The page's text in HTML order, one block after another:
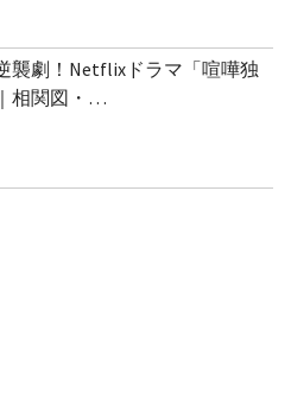
襲劇！Netflixドラマ「喧嘩独
相関図・…